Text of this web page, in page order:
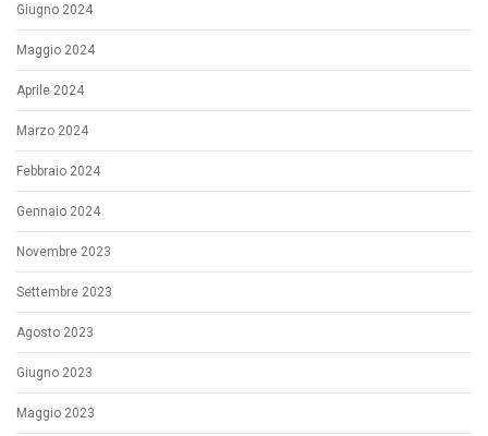
Giugno 2024
Maggio 2024
Aprile 2024
Marzo 2024
Febbraio 2024
Gennaio 2024
Novembre 2023
Settembre 2023
Agosto 2023
Giugno 2023
Maggio 2023